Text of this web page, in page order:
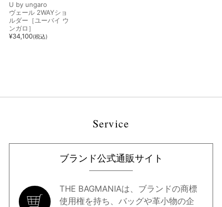
U by ungaro
ヴェール 2WAYショ
ルダー［ユーバイ ウ
ンガロ］
¥34,100(税込)
Service
ブランド公式通販サイト
THE BAGMANIAは、ブランドの商標
使用権を持ち、バッグや革小物の企